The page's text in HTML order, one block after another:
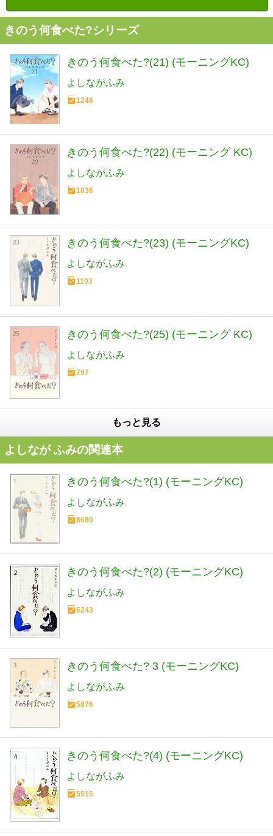
きのう何食べた?シリーズ
きのう何食べた?(21) (モーニングKC)
よしながふみ
1246
きのう何食べた?(22) (モーニング KC)
よしながふみ
1036
きのう何食べた?(23) (モーニングKC)
よしながふみ
1103
きのう何食べた?(25) (モーニング KC)
よしながふみ
797
もっと見る
よしなが ふみの関連本
きのう何食べた?(1) (モーニングKC)
よしながふみ
8680
きのう何食べた?(2) (モーニングKC)
よしながふみ
6243
きのう何食べた? 3 (モーニングKC)
よしながふみ
5876
きのう何食べた?(4) (モーニングKC)
よしながふみ
5515